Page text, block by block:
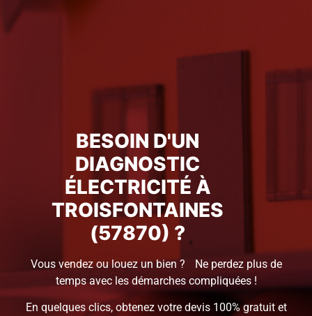
BESOIN D'UN
DIAGNOSTIC
ÉLECTRICITÉ À
TROISFONTAINES
(57870) ?
Vous vendez ou louez un bien ? Ne perdez plus de
temps avec les démarches compliquées !
En quelques clics, obtenez votre devis 100% gratuit et